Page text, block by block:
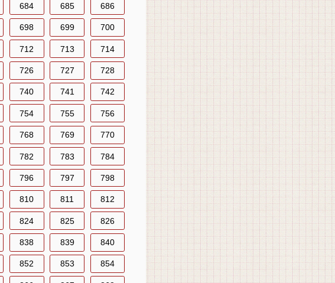
684 685 686
698 699 700
712 713 714
726 727 728
740 741 742
754 755 756
768 769 770
782 783 784
796 797 798
810 811 812
824 825 826
838 839 840
852 853 854